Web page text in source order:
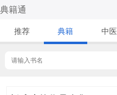
典籍通
推荐 典籍 中医